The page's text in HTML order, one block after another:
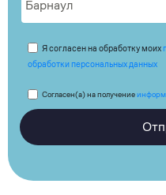
Я согласен на обработку моих
обработки персональных данных
Согласен(а) на получение